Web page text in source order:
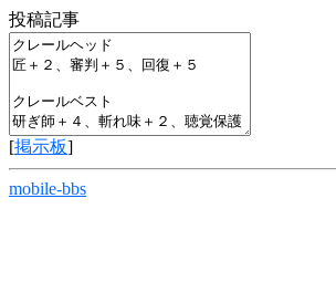
投稿記事
[掲示板]
mobile-bbs